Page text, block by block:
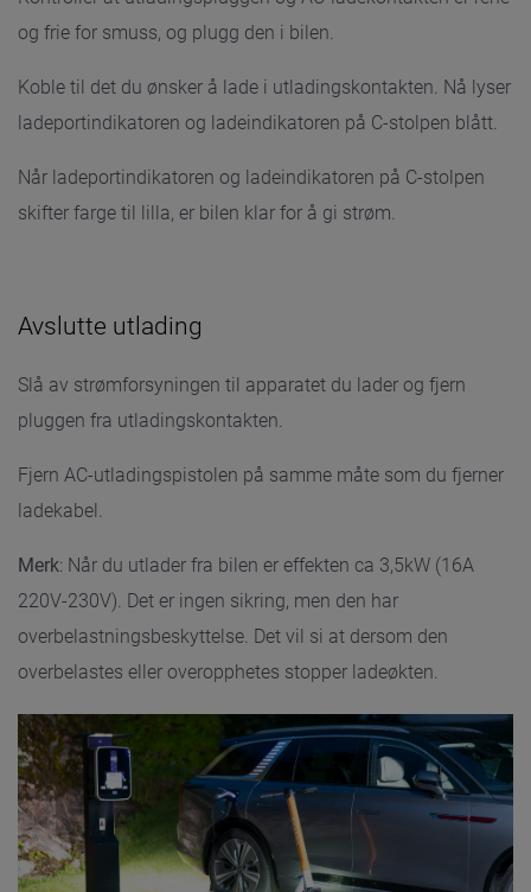
og frie for smuss, og plugg den i bilen.
Koble til det du ønsker å lade i utladingskontakten. Nå lyser
ladeportindikatoren og ladeindikatoren på C-stolpen blått.
Når ladeportindikatoren og ladeindikatoren på C-stolpen
skifter farge til lilla, er bilen klar for å gi strøm.
Avslutte utlading
Slå av strømforsyningen til apparatet du lader og fjern
pluggen fra utladingskontakten.
Fjern AC-utladingspistolen på samme måte som du fjerner
ladekabel.
Merk: Når du utlader fra bilen er effekten ca 3,5kW (16A
220V-230V). Det er ingen sikring, men den har
overbelastningsbeskyttelse. Det vil si at dersom den
overbelastes eller overopphetes stopper ladeøkten.